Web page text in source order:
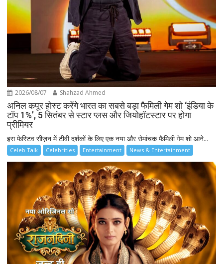
2026/08/07 Shahzad Ahmed
अनिल कपूर होस्ट करेंगे भारत का सबसे बड़ा फैमिली गेम शो ‘इंडिया के
टॉप 1%’, 5 सितंबर से स्टार प्लस और जियोहॉटस्टार पर होगा
प्रीमियर
इस फेस्टिव सीज़न में टीवी दर्शकों के लिए एक नया और रोमांचक फैमिली गेम शो आने...
Celeb Talk Celebrities Entertainment News & Entertainment